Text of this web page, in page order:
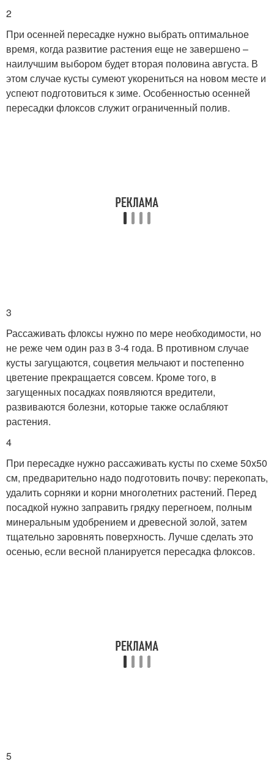
2
При осенней пересадке нужно выбрать оптимальное
время, когда развитие растения еще не завершено –
наилучшим выбором будет вторая половина августа. В
этом случае кусты сумеют укорениться на новом месте и
успеют подготовиться к зиме. Особенностью осенней
пересадки флоксов служит ограниченный полив.
3
Рассаживать флоксы нужно по мере необходимости, но
не реже чем один раз в 3-4 года. В противном случае
кусты загущаются, соцветия мельчают и постепенно
цветение прекращается совсем. Кроме того, в
загущенных посадках появляются вредители,
развиваются болезни, которые также ослабляют
растения.
4
При пересадке нужно рассаживать кусты по схеме 50х50
см, предварительно надо подготовить почву: перекопать,
удалить сорняки и корни многолетних растений. Перед
посадкой нужно заправить грядку перегноем, полным
минеральным удобрением и древесной золой, затем
тщательно заровнять поверхность. Лучше сделать это
осенью, если весной планируется пересадка флоксов.
5